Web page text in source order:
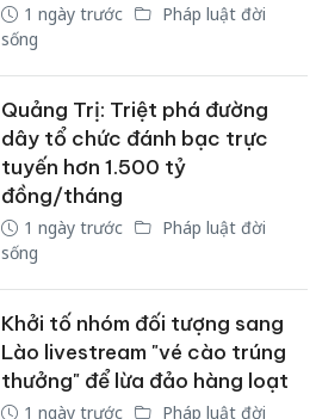
1 ngày trước
Pháp luật đời
sống
Quảng Trị: Triệt phá đường
dây tổ chức đánh bạc trực
tuyến hơn 1.500 tỷ
đồng/tháng
1 ngày trước
Pháp luật đời
sống
Khởi tố nhóm đối tượng sang
Lào livestream "vé cào trúng
thưởng" để lừa đảo hàng loạt
1 ngày trước
Pháp luật đời